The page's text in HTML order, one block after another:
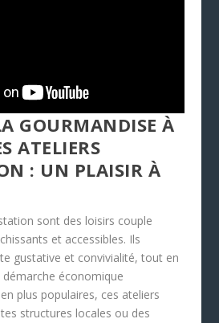
GOURMANDISE À
ATELIERS
: UN PLAISIR À
sont des loisirs couple
et accessibles. Ils
gustative et convivialité, tout en
démarche économique
plus populaires, ces ateliers
structures locales ou des